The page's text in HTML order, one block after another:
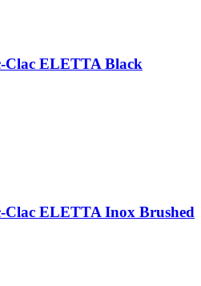
Clac ELETTA Black
Clac ELETTA Inox Brushed